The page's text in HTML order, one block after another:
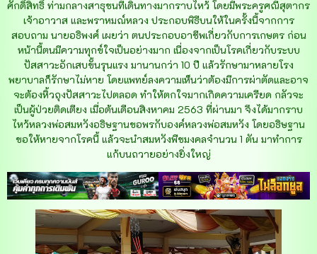
ศักดิ์สิทธิ์ ท่ามกลางสาธุชนที่เดินทางมากราบไหว้ โดยมีพระครูศณีสุตากร
เจ้าอาวาส และพราหมณ์หลวง ประกอบพิธีบนให้ในครั้งนี้จากการ
สอบถาม นายอธิพงศ์ เผยว่า ตนประกอบอาชีพเกี่ยวกับการเกษตร ก่อน
หน้านี้ตนมีความทุกข์ใจเป็นอย่างมาก เนื่องจากเป็นโรคเกี่ยวกับระบบ
ปัสสาวะอักเสบขั้นรุนแรง มานานกว่า 10 ปี แล้วรักษามาหลายโรง
พยาบาลก็รักษาไม่หาย โดยแพทย์ลงความเห็นว่าต้องมีการผ่าตัดและอาจ
จะต้องหิ้วถุงปัสสาวะไปตลอด ทำให้ตกใจมากเกิดความเครียด กลัวจะ
เป็นผู้ป่วยติดเตียง เมื่อต้นเดือนสิงหาคม 2563 ที่ผ่านมา จึงได้มากราบ
ไหว้หลวงพ่อสมหวังอธิษฐานขอพรกับองค์หลวงพ่อสมหวัง โดยอธิษฐาน
ขอให้หายจากโรคนี้ แล้วจะนำสมหวังพืชมงคลจำนวน 1 ตัน มาทำการ
แก้บนถวายอย่างยิ่งใหญ่